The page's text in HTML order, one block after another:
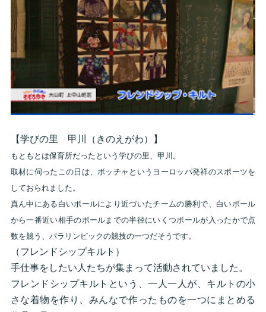
【学びの里 甲川（きのえがわ）】
もともとは保育所だったという学びの里、甲川。
取材に伺ったこの日は、ボッチャというヨーロッパ発祥のスポーツを
しておられました。
真ん中にある白いボールにより近づいたチームの勝利で、白いボール
から一番近い相手のボールまでの半径にいくつボールが入ったかで点
数を競う、パラリンピックの競技の一つだそうです。
（フレンドシップキルト）
手仕事をしたい人たちが集まって活動されていました。
フレンドシップキルトという、一人一人が、キルトの小
さな着物を作り、みんなで作ったものを一つにまとめる